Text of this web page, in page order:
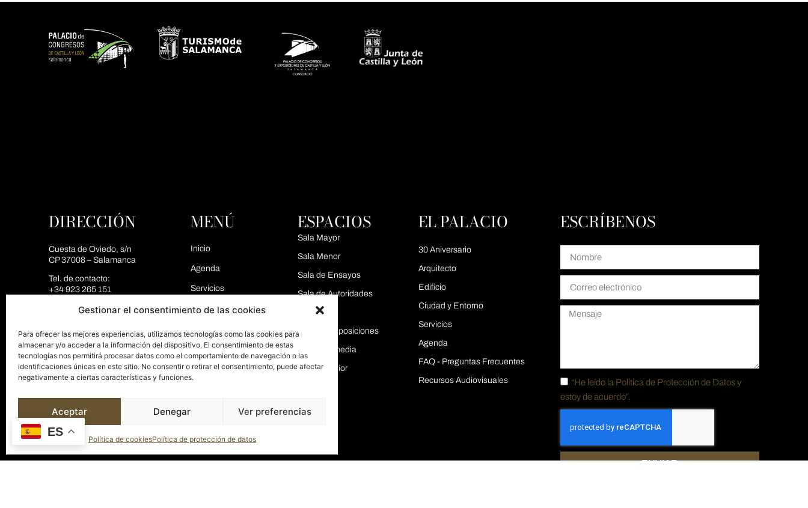
Gestionar el consentimiento de las cookies
Para ofrecer las mejores experiencias, utilizamos tecnologías como las cookies para
almacenar y/o acceder a la información del dispositivo. El consentimiento de estas
tecnologías nos permitirá procesar datos como el comportamiento de navegación o las
identificaciones únicas en este sitio. No consentir o retirar el consentimiento, puede afectar
negativamente a ciertas características y funciones.
Aceptar Denegar Ver preferencias
Política de cookiesPolítica de protección de datos
DIRECCIÓN
Cuesta de Oviedo, s/n
CP 37008 – Salamanca
Tel. de contacto:
+34 923 265 151
Mail de contacto:
MENÚ
Inicio
Agenda
Servicios
El Palacio
Blog
Contacto
ESPACIOS
Sala Mayor
Sala Menor
Sala de Ensayos
Sala de Autoridades
Aulas
Área de Exposiciones
Sala Intermedia
Sala Superior
EL PALACIO
30 Aniversario
Arquitecto
Edificio
Ciudad y Entorno
Servicios
Agenda
FAQ - Preguntas Frecuentes
Recursos Audiovisuales
ESCRÍBENOS
“He leído la Política de Protección de Datos y
estoy de acuerdo”.
ENVIAR
ES